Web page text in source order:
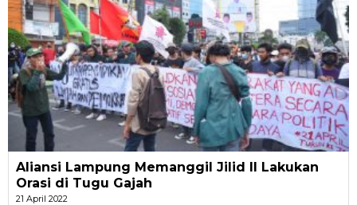
Aliansi Lampung Memanggil Jilid II Lakukan
Orasi di Tugu Gajah
21 April 2022